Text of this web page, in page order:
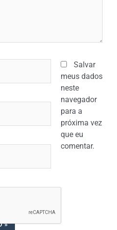
Salvar
meus dados
neste
navegador
para a
próxima vez
que eu
comentar.